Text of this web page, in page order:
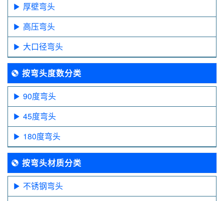
厚壁弯头
高压弯头
大口径弯头
按弯头度数分类
90度弯头
45度弯头
180度弯头
按弯头材质分类
不锈钢弯头